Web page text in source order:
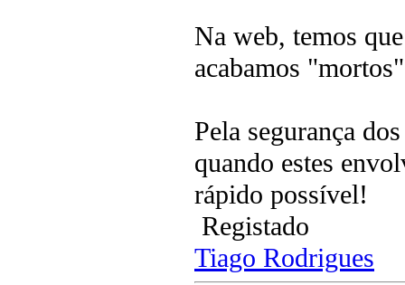
Na web, temos
acabamos
Pela segurança
quando estes
rápido possível!
Registado
Tiago Rodrigues